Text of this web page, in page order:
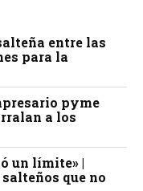
entre las
para la
pyme
a los
un límite» |
que no